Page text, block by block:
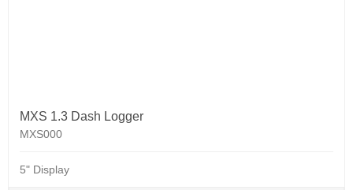
MXS 1.3 Dash Logger
MXS000
5" Display